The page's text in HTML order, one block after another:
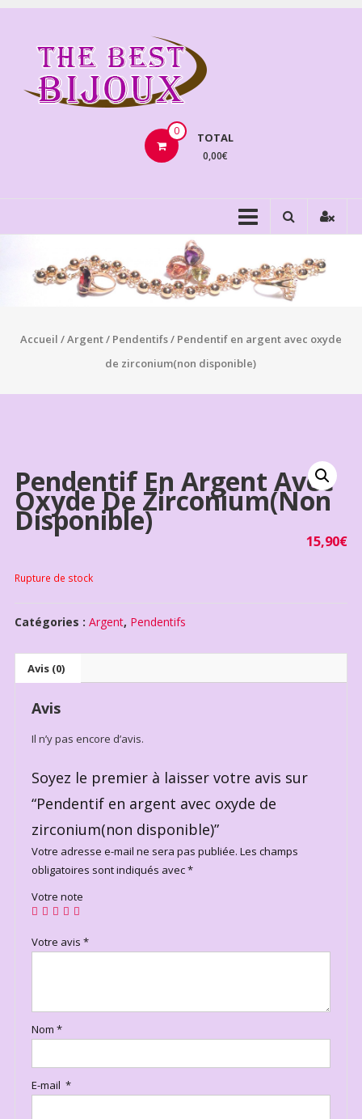
Aller
contenu
0 TOTAL
0,00€
Accueil /Argent/ Pendentifs/ Pendentif en argent avec oxyde
de zirconium(non disponible)
Pendentif En Argent Avec
Oxyde De Zirconium(non
Disponible)
15,90€
Rupture de stock
Catégories : Argent, Pendentifs
Avis (0)
Avis
Il n’y pas encore d’avis.
Soyez le premier à laisser votre avis sur
“Pendentif en argent avec oxyde de
zirconium(non disponible)”
Votre adresse e-mail ne sera pas publiée. Les champs
obligatoires sont indiqués avec*
Votre note
Votre avis *
Nom *
E-mail *